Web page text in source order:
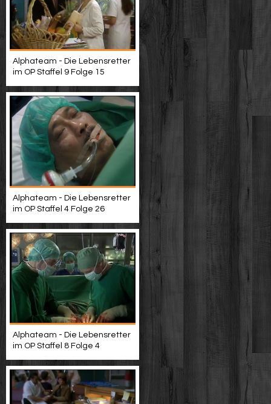
Alphateam - Die Lebensretter
im OP Staffel 9 Folge 15
Alphateam - Die Lebensretter
im OP Staffel 4 Folge 26
Alphateam - Die Lebensretter
im OP Staffel 8 Folge 4